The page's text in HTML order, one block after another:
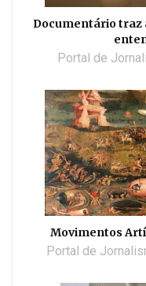
Documentário traz
Portal de
Movimentos
Portal de